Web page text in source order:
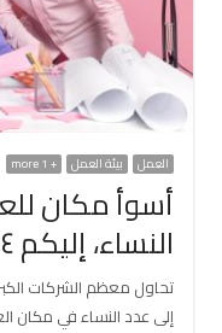
العمل بيئة العمل + 1 more
أسوأ مكان
النساء، إليكم ٤ أسباب !
تحاول معظم الشركات
إلى عدد النساء في مكان